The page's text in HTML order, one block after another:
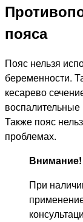
пояса
Пояс нельзя
беременности.
кесарево
Также пояс
проблемах.
Внимание!
При